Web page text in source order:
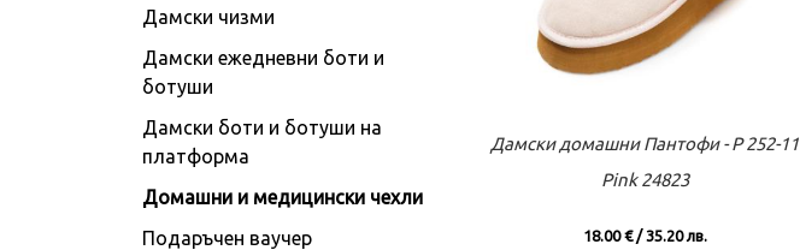
Виж повече
Дамски домашни Пантофи - P 252-11
Pink 24823
18.00 € / 35.20 лв.
Дамски чизми
Дамски ежедневни боти и
ботуши
Дамски боти и ботуши на
платформа
Домашни и медицински чехли
Подаръчен ваучер